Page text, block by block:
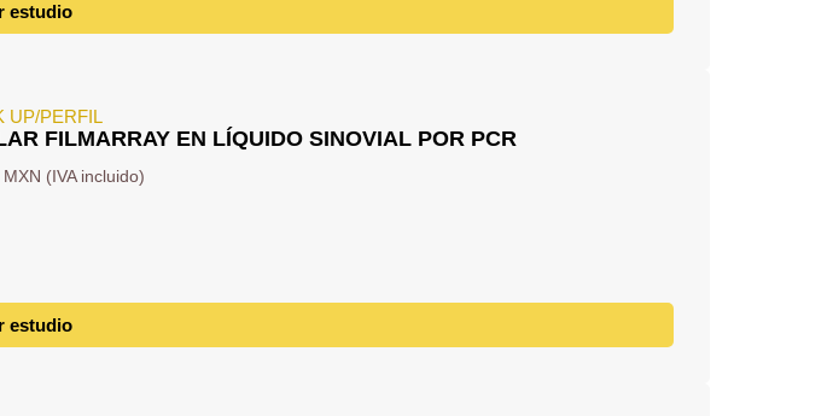
estudio
UP/PERFIL
FILMARRAY EN LÍQUIDO SINOVIAL POR PCR
estudio